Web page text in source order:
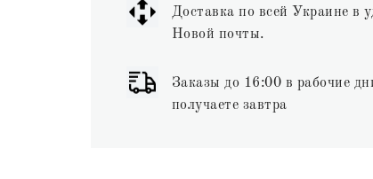
Доставка по всей Украине в
Новой почты.
Заказы до 16:00 в рабочие
получаете завтра